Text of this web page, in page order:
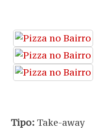
Tipo: Take-away